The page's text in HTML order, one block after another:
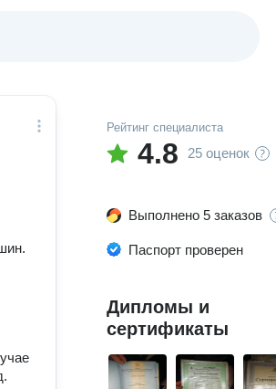
Рейтинг специалиста
4.8 25 оценок
Выполнено 5 заказов
Паспорт проверен
Дипломы и
сертификаты